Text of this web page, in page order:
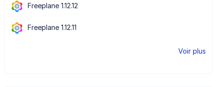
Freeplane 1.12.12
Freeplane 1.12.11
Voir plus